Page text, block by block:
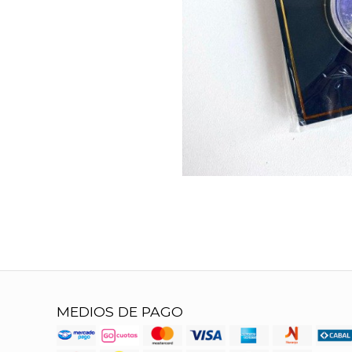
MEDIOS DE PAGO